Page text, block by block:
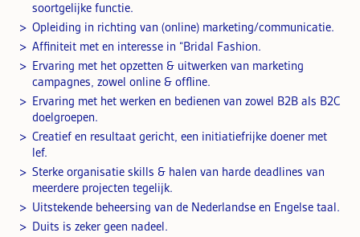
soortgelijke functie.
Opleiding in richting van (online) marketing/communicatie.
Affiniteit met en interesse in “Bridal Fashion.
Ervaring met het opzetten & uitwerken van marketing
campagnes, zowel online & offline.
Ervaring met het werken en bedienen van zowel B2B als B2C
doelgroepen.
Creatief en resultaat gericht, een initiatiefrijke doener met
lef.
Sterke organisatie skills & halen van harde deadlines van
meerdere projecten tegelijk.
Uitstekende beheersing van de Nederlandse en Engelse taal.
Duits is zeker geen nadeel.